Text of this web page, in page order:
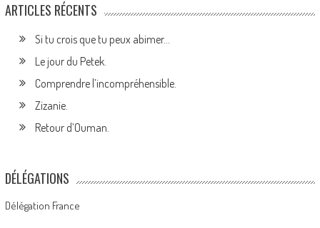
ARTICLES RÉCENTS
Si tu crois que tu peux abimer…
Le jour du Petek.
Comprendre l’incompréhensible.
Zizanie.
Retour d’Ouman.
DÉLÉGATIONS
Délégation France